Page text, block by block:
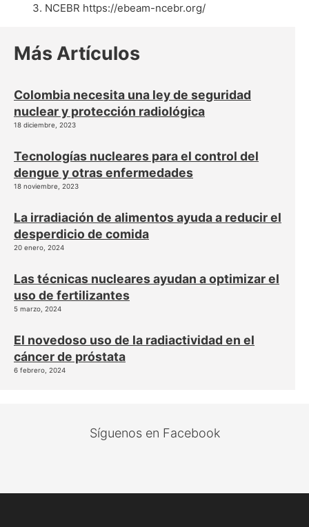
NCEBR https://ebeam-ncebr.org/
Más Artículos
Colombia necesita una ley de seguridad
nuclear y protección radiológica
18 diciembre, 2023
Tecnologías nucleares para el control del
dengue y otras enfermedades
18 noviembre, 2023
La irradiación de alimentos ayuda a reducir el
desperdicio de comida
20 enero, 2024
Las técnicas nucleares ayudan a optimizar el
uso de fertilizantes
5 marzo, 2024
El novedoso uso de la radiactividad en el
cáncer de próstata
6 febrero, 2024
Síguenos en Facebook